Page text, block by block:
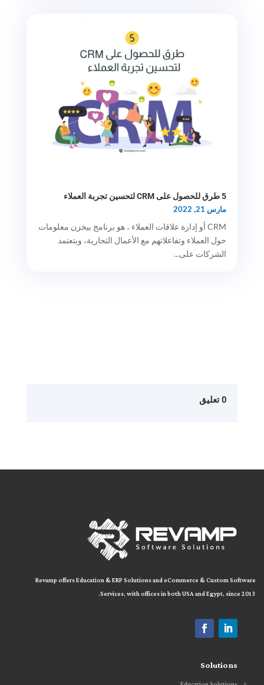
5 طرق للحصول على CRM لتحسين تجربة العملاء
مارس 21, 2022
CRM أو إدارة علاقات العملاء ، هو برنامج بيخزن معلومات
حول العملاء وتفاعلاتهم مع الأعمال التجارية، وبتعتمد
الشركات على...
0 تعليق
Revamp offers Education & ERP Solutions and eCommerce & Custom Software
Services, with offices in bothUSA and Egypt, since 2013.
Solutions